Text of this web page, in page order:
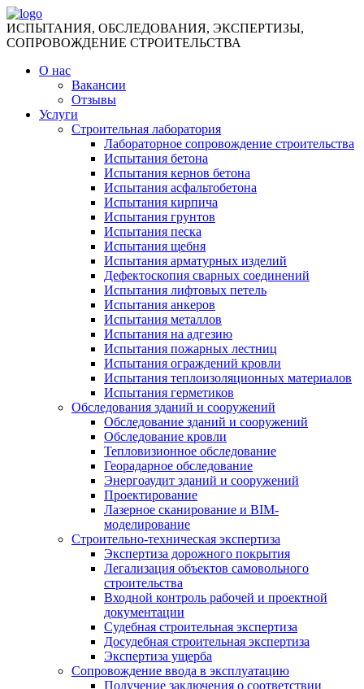
ИСПЫТАНИЯ, ОБСЛЕДОВАНИЯ, ЭКСПЕРТИЗЫ,
СОПРОВОЖДЕНИЕ СТРОИТЕЛЬСТВА
О нас
Вакансии
Отзывы
Услуги
Строительная лаборатория
Лабораторное сопровождение строительства
Испытания бетона
Испытания кернов бетона
Испытания асфальтобетона
Испытания кирпича
Испытания грунтов
Испытания песка
Испытания щебня
Испытания арматурных изделий
Дефектоскопия сварных соединений
Испытания лифтовых петель
Испытания анкеров
Испытания металлов
Испытания на адгезию
Испытания пожарных лестниц
Испытания ограждений кровли
Испытания теплоизоляционных материалов
Испытания герметиков
Обследования зданий и сооружений
Обследование зданий и сооружений
Обследование кровли
Тепловизионное обследование
Георадарное обследование
Энергоаудит зданий и сооружений
Проектирование
Лазерное сканирование и BIM-
моделирование
Строительно-техническая экспертиза
Экспертиза дорожного покрытия
Легализация объектов самовольного
строительства
Входной контроль рабочей и проектной
документации
Судебная строительная экспертиза
Досудебная строительная экспертиза
Экспертиза ущерба
Сопровождение ввода в эксплуатацию
Получение заключения о соответствии